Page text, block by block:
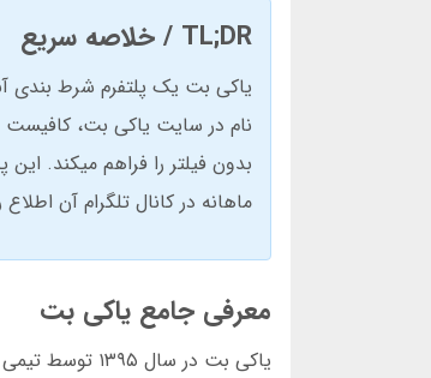
TL;DR / خلاصه سریع
ماهانه در کانال تلگرام آن
معرفی جامع یاکی بت
یاکی بت در